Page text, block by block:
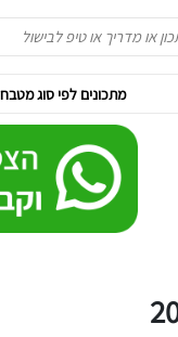
מתכונים לפי סוג מטבח